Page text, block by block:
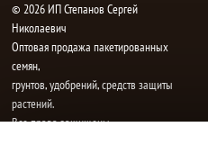
© 2026 ИП Степанов Сергей
Николаевич
Oптовая продажа пакетированных
семян,
грунтов, удобрений, средств защиты
растений.
Все права защищены.